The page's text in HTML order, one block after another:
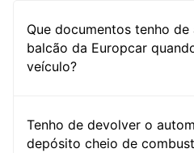
Que documentos tenho de
balcão da Europcar
veículo?
Tenho de devolver o
depósito cheio de